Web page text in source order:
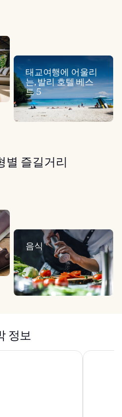
태교여행에 어울리
는, 발리 호텔 베스
트 5
별 즐길거리
음식
정보
타나 가자,